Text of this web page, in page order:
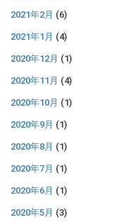
2021年2月 (6)
2021年1月 (4)
2020年12月 (1)
2020年11月 (4)
2020年10月 (1)
2020年9月 (1)
2020年8月 (1)
2020年7月 (1)
2020年6月 (1)
2020年5月 (3)